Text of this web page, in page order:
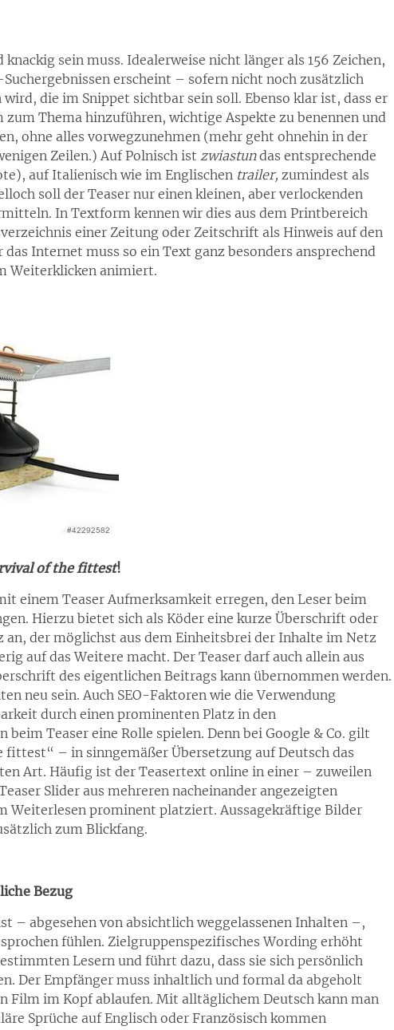
sein muss. Idealerweise nicht länger als 156 Zeichen,
erscheint – sofern nicht noch zusätzlich
wird, die im Snippet sichtbar sein soll. Ebenso klar ist, dass er
Thema hinzuführen, wichtige Aspekte zu benennen und
ohne alles vorwegzunehmen (mehr geht ohnehin in der
Zeilen.) Auf Polnisch ist zwiastundas entsprechende
auf Italienisch wie im Englischen trailer, zumindest als
soll der Teaser nur einen kleinen, aber verlockenden
In Textform kennen wir dies aus dem Printbereich
einer Zeitung oder Zeitschrift als Hinweis auf den
Internet muss so ein Text ganz besonders ansprechend
Weiterklicken animiert.
of the fittest!
einem Teaser Aufmerksamkeit erregen, den Leser beim
Hierzu bietet sich als Köder eine kurze Überschrift oder
der möglichst aus dem Einheitsbrei der Inhalte im Netz
auf das Weitere macht. Der Teaser darf auch allein aus
des eigentlichen Beitrags kann übernommen werden.
neu sein. Auch SEO-Faktoren wie die Verwendung
durch einen prominenten Platz in den
beim Teaser eine Rolle spielen. Denn bei Google & Co. gilt
– in sinngemäßer Übersetzung auf Deutsch das
Art. Häufig ist der Teasertext online in einer – zuweilen
Slider aus mehreren nacheinander angezeigten
Weiterlesen prominent platziert. Aussagekräftige Bilder
zum Blickfang.
Bezug
– abgesehen von absichtlich weggelassenen Inhalten –,
fühlen. Zielgruppenspezifisches Wording erhöht
Lesern und führt dazu, dass sie sich persönlich
Der Empfänger muss inhaltlich und formal da abgeholt
Film im Kopf ablaufen. Mit alltäglichem Deutsch kann man
Sprüche auf Englisch oder Französisch kommen